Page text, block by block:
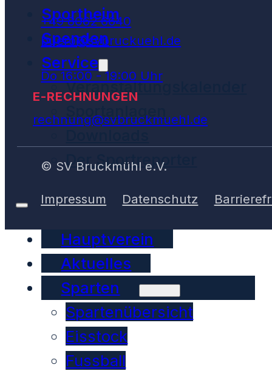
Sportheim
Spenden
Service
Veranstaltungskalender
Sportanlagen
Der Sportreporter
Hauptverein
Aktuelles
Sparten
Spartenübersicht
Eisstock
Fussball
+49 8062 6640
buero@svbruckuehl.de
Do 16:00 - 19:00 Uhr
E-RECHNUNGEN
rechnung@svbruckmuehl.de
© SV Bruckmühl e.V.
Impressum Datenschutz